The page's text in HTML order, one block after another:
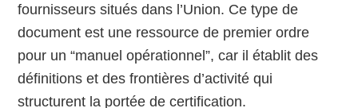
fournisseurs situés dans l’Union. Ce type de
document est une ressource de premier ordre
pour un “manuel opérationnel”, car il établit des
définitions et des frontières d’activité qui
structurent la portée de certification.